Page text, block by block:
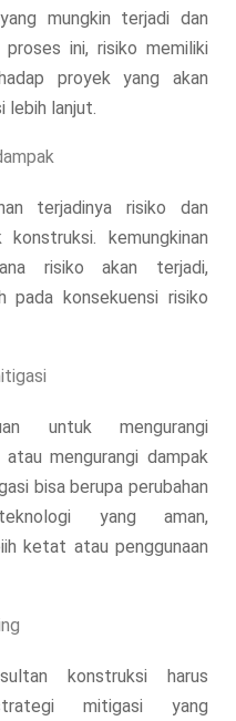
mungkin terjadi dan
ini, risiko memiliki
proyek yang akan
lebih lanjut.
terjadinya risiko dan
kemungkinan
risiko akan terjadi,
pada konsekuensi risiko
untuk mengurangi
mengurangi dampak
bisa berupa perubahan
yang aman,
ketat atau penggunaan
konstruksi harus
mitigasi yang